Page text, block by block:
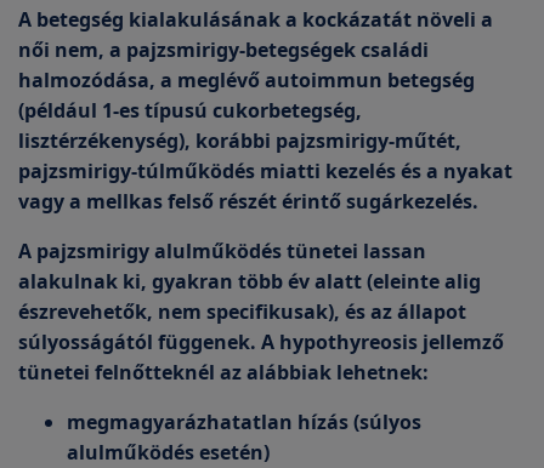
A betegség kialakulásának a kockázatát növeli a
női nem, a pajzsmirigy-betegségek családi
halmozódása, a meglévő autoimmun betegség
(például 1-es típusú cukorbetegség,
lisztérzékenység), korábbi pajzsmirigy-műtét,
pajzsmirigy-túlműködés miatti kezelés és a nyakat
vagy a mellkas felső részét érintő sugárkezelés.
A pajzsmirigy alulműködés tünetei lassan
alakulnak ki, gyakran több év alatt (eleinte alig
észrevehetők, nem specifikusak), és az állapot
súlyosságától függenek. A hypothyreosis jellemző
tünetei felnőtteknél az alábbiak lehetnek:
megmagyarázhatatlan hízás (súlyos
alulműködés esetén)